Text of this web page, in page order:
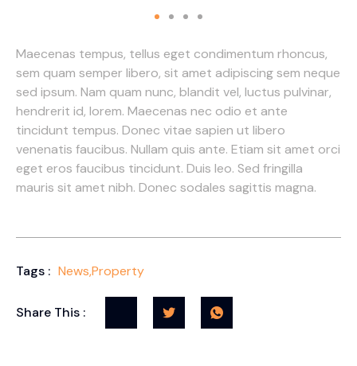
Maecenas tempus, tellus eget condimentum rhoncus,
sem quam semper libero, sit amet adipiscing sem neque
sed ipsum. Nam quam nunc, blandit vel, luctus pulvinar,
hendrerit id, lorem. Maecenas nec odio et ante
tincidunt tempus. Donec vitae sapien ut libero
venenatis faucibus. Nullam quis ante. Etiam sit amet orci
eget eros faucibus tincidunt. Duis leo. Sed fringilla
mauris sit amet nibh. Donec sodales sagittis magna.
Tags : News,Property
Share This :